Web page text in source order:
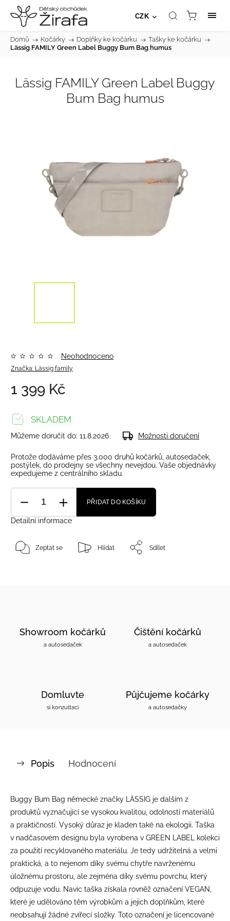
CZK
Domů / Kočárky / Doplňky ke kočárku / Tašky ke kočárku /
Lässig FAMILY Green Label Buggy Bum Bag humus
Lässig FAMILY Green Label Buggy
Bum Bag humus
Značka: Lässig family
Neohodnoceno
1 399 Kč
SKLADEM
Můžeme doručit do: 11.8.2026 Možnosti doručení
Protože dodáváme přes 3.000 druhů kočárků, autosedaček,
postýlek, do prodejny se všechny nevejdou. Vaše objednávky
expedujeme z centrálního skladu.
PŘIDAT DO KOŠÍKU
Detailní informace
Zeptat se Hlídat Sdílet
Showroom kočárků
a autosedaček
Čištění kočárků
a autosedaček
Domluvte
si konzultaci
Půjčujeme kočárky
a autosedačky
Popis Hodnocení
Buggy Bum Bag německé značky LÄSSIG je dalším z
produktů vyznačující se vysokou kvalitou, odolností materiálů
a praktičností. Vysoký důraz je kladen také na ekologii. Taška
v nadčasovém designu byla vyrobena v GREEN LABEL kolekci
za použití recyklovaného materiálu. Je tedy udržitelná a velmi
praktická, a to nejenom díky svému chytře navrženému
úložnému prostoru, ale zejména díky svému povrchu, který
odpuzuje vodu. Navíc taška získala rovněž označení VEGAN,
které je udělováno těm výrobkům a jejich doplňkům, které
neobsahují žádné zvířecí složky. Toto označení je licencované